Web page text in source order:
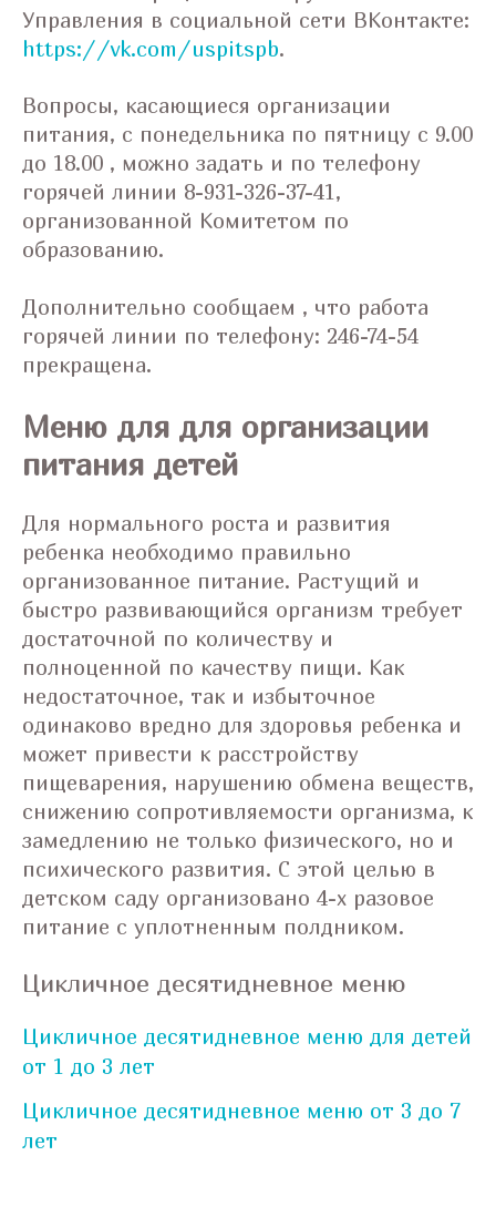
Управления в социальной сети ВКонтакте:
https://vk.com/uspitspb.
Вопросы, касающиеся организации
питания, с понедельника по пятницу с 9.00
до 18.00 , можно задать и по телефону
горячей линии 8-931-326-37-41,
организованной Комитетом по
образованию.
Дополнительно сообщаем , что работа
горячей линии по телефону: 246-74-54
прекращена.
Меню для для организации
питания детей
Для нормального роста и развития
ребенка необходимо правильно
организованное питание. Растущий и
быстро развивающийся организм требует
достаточной по количеству и
полноценной по качеству пищи. Как
недостаточное, так и избыточное
одинаково вредно для здоровья ребенка и
может привести к расстройству
пищеварения, нарушению обмена веществ,
снижению сопротивляемости организма, к
замедлению не только физического, но и
психического развития. С этой целью в
детском саду организовано 4-х разовое
питание с уплотненным полдником.
Цикличное десятидневное меню
Цикличное десятидневное меню для детей
от 1 до 3 лет
Цикличное десятидневное меню от 3 до 7
лет